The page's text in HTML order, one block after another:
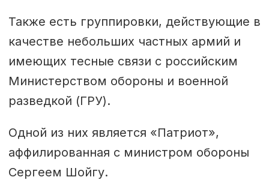
Также есть группировки, действующие в
качестве небольших частных армий и
имеющих тесные связи с российским
Министерством обороны и военной
разведкой (ГРУ).
Одной из них является «Патриот»,
аффилированная с министром обороны
Сергеем Шойгу.